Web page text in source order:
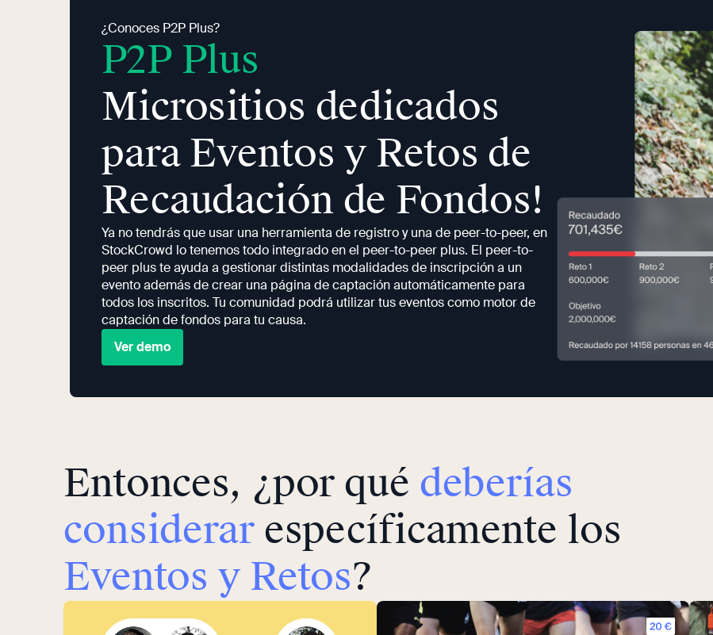
¿Conoces P2P Plus?
P2P Plus
Micrositios dedicados
para Eventos y Retos de
Recaudación de Fondos!
Ya no tendrás que usar una herramienta de registro y una de peer-to-peer, en
StockCrowd lo tenemos todo integrado en el peer-to-peer plus. El peer-to-
peer plus te ayuda a gestionar distintas modalidades de inscripción a un
evento además de crear una página de captación automáticamente para
todos los inscritos. Tu comunidad podrá utilizar tus eventos como motor de
captación de fondos para tu causa.
Ver demo
Entonces, ¿por qué deberías
considerarespecíficamente los
Eventos y Retos?